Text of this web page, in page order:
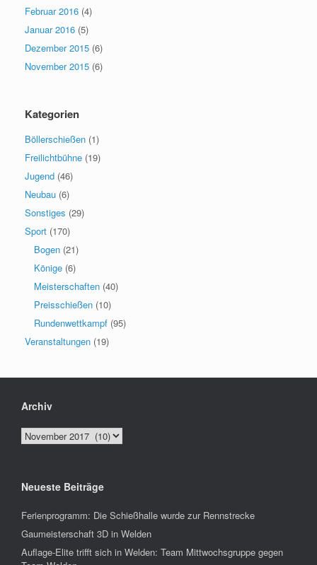
Februar 2016 (4)
Januar 2016 (5)
Dezember 2015 (6)
November 2015 (6)
Kategorien
Böllerschießen (1)
Freilichtbühne (19)
Jugend (46)
Neubau (6)
Sonstiges (29)
Sport (170)
Bogen (21)
Könige (6)
Meisterschaften (40)
Preisschießen (10)
Rundenwettkampf (95)
Veranstaltungen (19)
Archiv
Archiv
Neueste Beiträge
Ferienprogramm: Die Schießhalle wurde zur Rennstrecke
Gaumeisterschaft 3D in Welden
Auflage-Elite trifft sich in Welden: Team Mittwochsgruppe gegen